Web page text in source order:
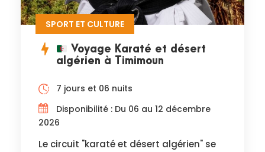
SPORT ET CULTURE
Voyage Karaté et désert
algérien à Timimoun
7 jours et 06 nuits
Disponibilité : Du 06 au 12 décembre
2026
Le circuit "karaté et désert algérien" se